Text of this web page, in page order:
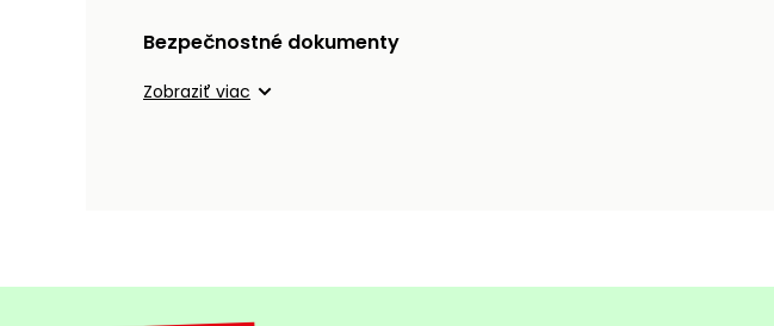
Bezpečnostné dokumenty
Zobraziť viac